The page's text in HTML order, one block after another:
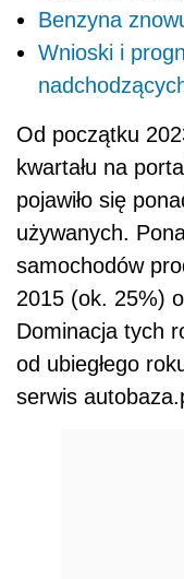
Benzyna
Wnioski i
Od początku
kwartału na
pojawiło się
używanych.
samochodów
2015 (ok. 25%)
Dominacja tych
od ubiegłego
serwis